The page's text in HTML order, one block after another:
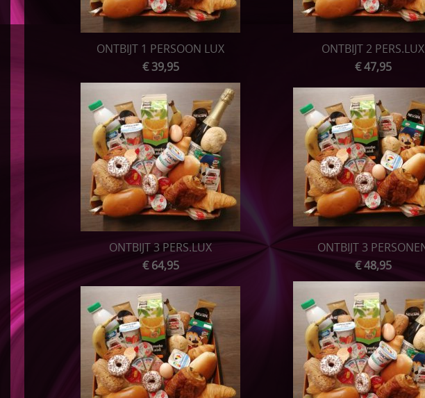
ONTBIJT 1 PERSOON LUX
€ 39,95
ONTBIJT 2 PERS.LUX
€ 47,95
ONTBIJT 3 PERS.LUX
€ 64,95
ONTBIJT 3
€ 48,95